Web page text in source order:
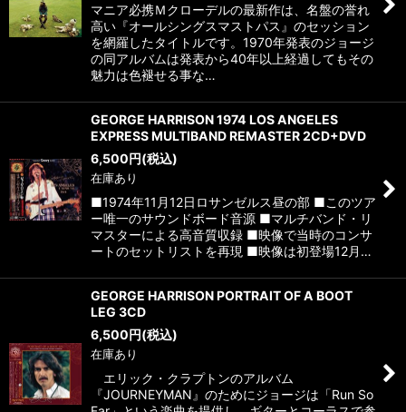
マニア必携Ｍクローデルの最新作は、名盤の誉れ
高い『オールシングスマストパス』のセッション
を網羅したタイトルです。1970年発表のジョージ
の同アルバムは発表から40年以上経過してもその
魅力は色褪せる事な…
GEORGE HARRISON 1974 LOS ANGELES
EXPRESS MULTIBAND REMASTER 2CD+DVD
6,500円(税込)
在庫あり
■1974年11月12日ロサンゼルス昼の部 ■このツア
ー唯一のサウンドボード音源 ■マルチバンド・リ
マスターによる高音質収録 ■映像で当時のコンサ
ートのセットリストを再現 ■映像は初登場12月…
GEORGE HARRISON PORTRAIT OF A BOOT
LEG 3CD
6,500円(税込)
在庫あり
エリック・クラプトンのアルバム
『JOURNEYMAN』のためにジョージは「Run So